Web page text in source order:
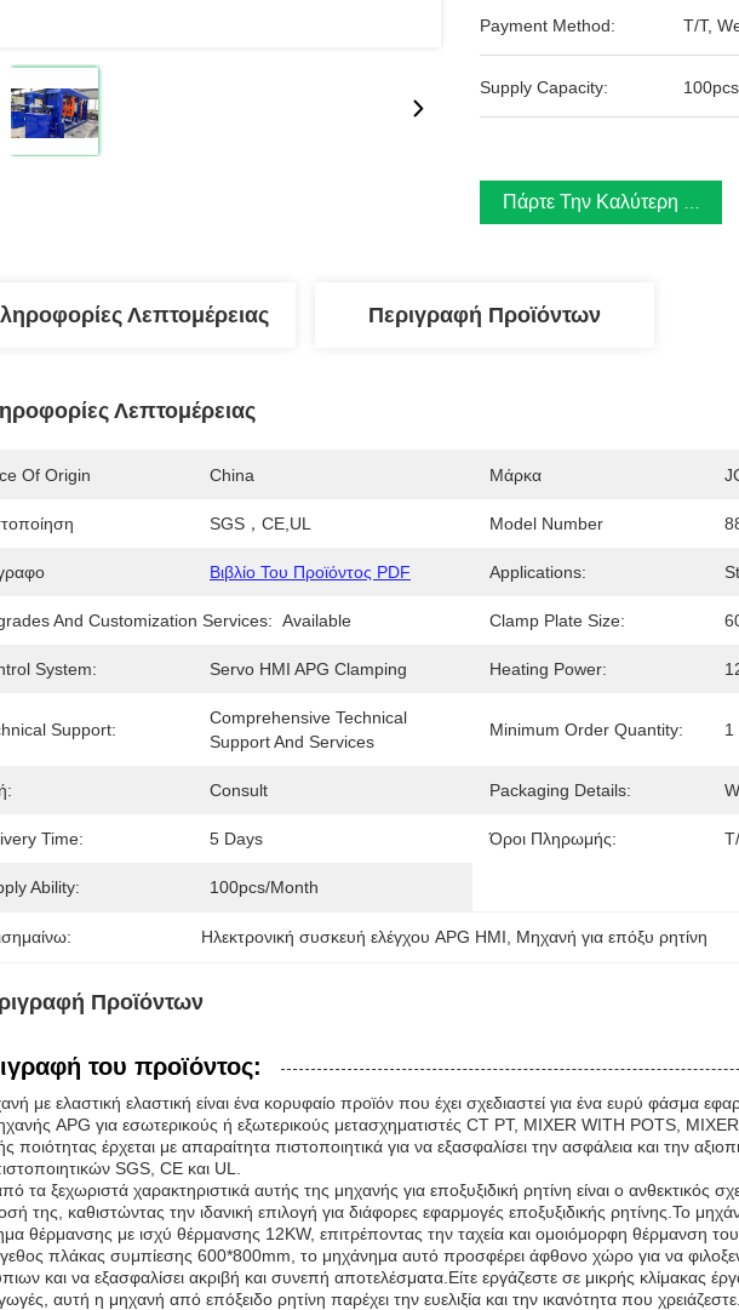
Payment Method: T/T,
Supply Capacity:
Πάρτε Την Καλύτερη Τιμή
Λεπτομέρειας Περιγραφή Προϊόντων
Λεπτομέρειας
Of Origin China Μάρκα
SGS，CE,UL Model Number
Βιβλίο Του Προϊόντος PDF Applications:
And Customization Services: Available Clamp Plate Size:
System: Servo HMI APG Clamping Heating Power:
Support:
Comprehensive Technical
Support And Services
Minimum Order Quantity: 1
Consult Packaging Details:
Time: 5 Days Όροι Πληρωμής:
Ability: 100pcs/month
Ηλεκτρονική συσκευή ελέγχου APG HMI Μηχανή για επόξυ ρητίνη
Προϊόντων
του προϊόντος:
με ελαστική ελαστική είναι ένα κορυφαίο προϊόν που έχει σχεδιαστεί για ένα ευρύ φάσμα
APG για εσωτερικούς ή εξωτερικούς μετασχηματιστές CT PT, MIXER WITH POTS,
ποιότητας έρχεται με απαραίτητα πιστοποιητικά για να εξασφαλίσει την ασφάλεια και την
SGS, CE και UL.
τα ξεχωριστά χαρακτηριστικά αυτής της μηχανής για εποξυξιδική ρητίνη είναι ο ανθεκτικός
της, καθιστώντας την ιδανική επιλογή για διάφορες εφαρμογές εποξυξιδικής ρητίνης.Το
θέρμανσης με ισχύ θέρμανσης 12KW, επιτρέποντας την ταχεία και ομοιόμορφη θέρμανση του
πλάκας συμπίεσης 600*800mm, το μηχάνημα αυτό προσφέρει άφθονο χώρο για να
και να εξασφαλίσει ακριβή και συνεπή αποτελέσματα.Είτε εργάζεστε σε μικρής κλίμακας
αυτή η μηχανή από επόξειδο ρητίνη παρέχει την ευελιξία και την ικανότητα που χρειάζεστε.